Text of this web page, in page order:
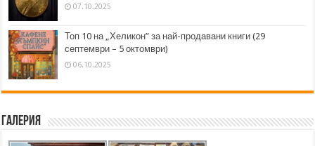
07.10.2025
Топ 10 на „Хеликон” за най-продавани книги (29
септември – 5 октомври)
06.10.2025
Галерия